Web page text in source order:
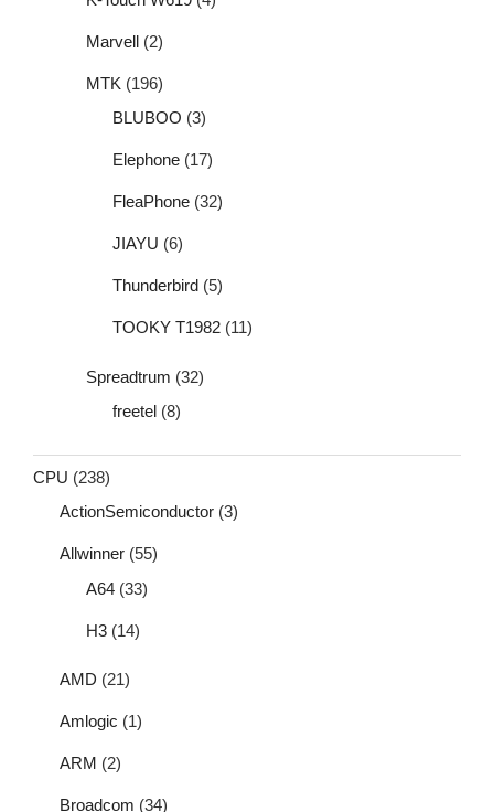
Marvell (2)
MTK (196)
BLUBOO (3)
Elephone (17)
FleaPhone (32)
JIAYU (6)
Thunderbird (5)
TOOKY T1982 (11)
Spreadtrum (32)
freetel (8)
CPU (238)
ActionSemiconductor (3)
Allwinner (55)
A64 (33)
H3 (14)
AMD (21)
Amlogic (1)
ARM (2)
Broadcom (34)